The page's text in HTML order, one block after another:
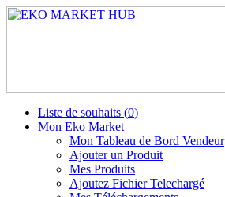
Liste de souhaits (0)
Mon Eko Market
Mon Tableau de Bord Vendeur
Ajouter un Produit
Mes Produits
Ajoutez Fichier Telechargé